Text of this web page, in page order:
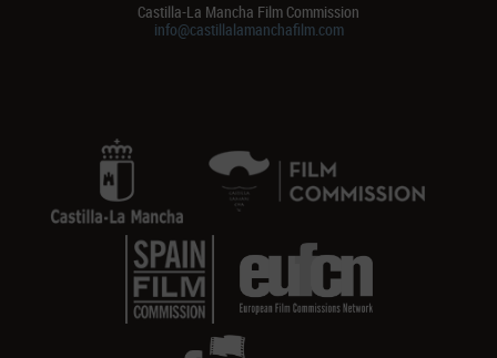
Castilla-La Mancha Film Commission
info@castillalamanchafilm.com